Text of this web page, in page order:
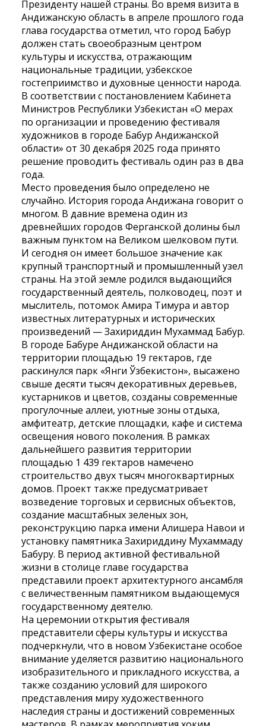
Президенту нашей страны. Во время визита в
Андижанскую область в апреле прошлого года
глава государства отметил, что город Бабур
должен стать своеобразным центром
культуры и искусства, отражающим
национальные традиции, узбекское
гостеприимство и духовные ценности народа.
В соответствии с постановлением Кабинета
Министров Республики Узбекистан «О мерах
по организации и проведению фестиваля
художников в городе Бабур Андижанской
области» от 30 декабря 2025 года принято
решение проводить фестиваль один раз в два
года.
Место проведения было определено не
случайно. История города Андижана говорит о
многом. В давние времена один из
древнейших городов Ферганской долины был
важным пунктом на Великом шелковом пути.
И сегодня он имеет большое значение как
крупный транспортный и промышленный узел
страны. На этой земле родился выдающийся
государственный деятель, полководец, поэт и
мыслитель, потомок Амира Тимура и автор
известных литературных и исторических
произведений — Захириддин Мухаммад Бабур.
В городе Бабуре Андижанской области на
территории площадью 19 гектаров, где
раскинулся парк «Янги Ўзбекистон», высажено
свыше десяти тысяч декоративных деревьев,
кустарников и цветов, созданы современные
прогулочные аллеи, уютные зоны отдыха,
амфитеатр, детские площадки, кафе и система
освещения нового поколения. В рамках
дальнейшего развития территории
площадью 1 439 гектаров намечено
строительство двух тысяч многоквартирных
домов. Проект также предусматривает
возведение торговых и сервисных объектов,
создание масштабных зеленых зон,
реконструкцию парка имени Алишера Навои и
установку памятника Захириддину Мухаммаду
Бабуру. В период активной фестивальной
жизни в столице главе государства
представили проект архитектурного ансамбля
с величественным памятником выдающемуся
государственному деятелю.
На церемонии открытия фестиваля
представители сферы культуры и искусства
подчеркнули, что в новом Узбекистане особое
внимание уделяется развитию национального
изобразительного и прикладного искусства, а
также созданию условий для широкого
представления миру художественного
наследия страны и достижений современных